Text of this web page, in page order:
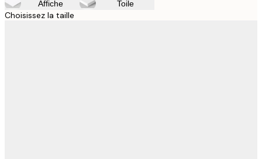
Affiche Toile
Choisissez la taille